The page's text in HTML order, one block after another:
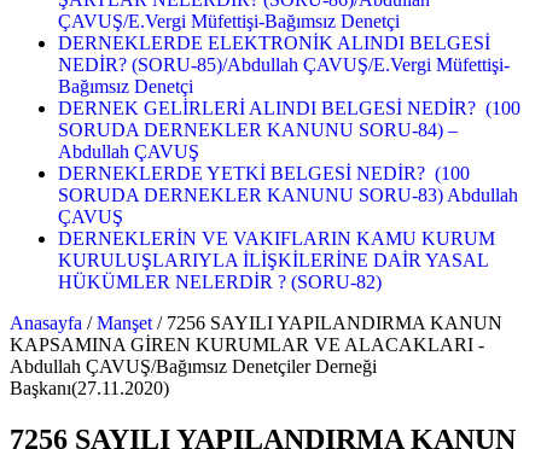
ÇAVUŞ/E.Vergi Müfettişi-Bağımsız Denetçi
DERNEKLERDE ELEKTRONİK ALINDI BELGESİ
NEDİR? (SORU-85)/Abdullah ÇAVUŞ/E.Vergi Müfettişi-
Bağımsız Denetçi
DERNEK GELİRLERİ ALINDI BELGESİ NEDİR? (100
SORUDA DERNEKLER KANUNU SORU-84) –
Abdullah ÇAVUŞ
DERNEKLERDE YETKİ BELGESİ NEDİR? (100
SORUDA DERNEKLER KANUNU SORU-83) Abdullah
ÇAVUŞ
DERNEKLERİN VE VAKIFLARIN KAMU KURUM
KURULUŞLARIYLA İLİŞKİLERİNE DAİR YASAL
HÜKÜMLER NELERDİR ? (SORU-82)
Anasayfa / Manşet / 7256 SAYILI YAPILANDIRMA KANUN
KAPSAMINA GİREN KURUMLAR VE ALACAKLARI -
Abdullah ÇAVUŞ/Bağımsız Denetçiler Derneği
Başkanı(27.11.2020)
7256 SAYILI YAPILANDIRMA KANUN